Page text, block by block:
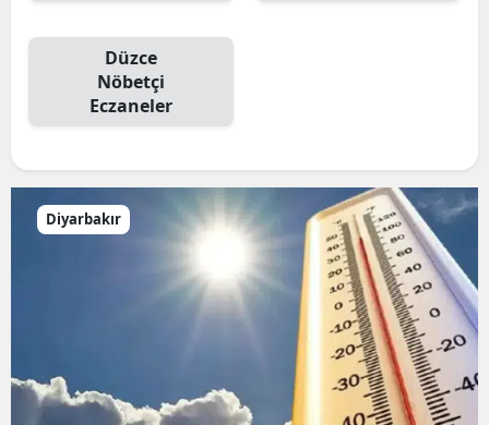
Düzce
Nöbetçi
Eczaneler
Diyarbakır